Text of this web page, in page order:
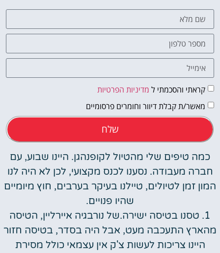
קראתי והסכמתי ל מדיניות הפרטיות
מאשר/ת קבלת דיוור וחומרים פרסומיים
שלח
כמה טיפים שלי מהטיול לקופנהגן. היינו שבוע, עם
חברה מעבודה. נסענו לכנס מקצועי, לכן לא היה לנו
המון זמן לטיולים, טיילנו בעיקר בערבים, חוץ מיומיים
שהיו פנויים.
1. טסנו בטיסה ישירה.של נורבגיה איירליין, הטיסה
מהארץ התעכבה מעט, אבל היה בסדר, בטיסה חזור
היינו צריכות לעשות צ'ק אין עצמאי כולל מסירת